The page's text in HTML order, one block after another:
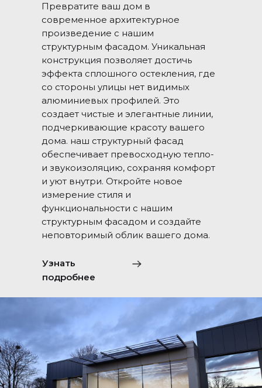
Узнать
подробнее
Превратите ваш дом в
современное архитектурное
произведение с нашим
структурным фасадом. Уникальная
конструкция позволяет достичь
эффекта сплошного остекления, где
со стороны улицы нет видимых
алюминиевых профилей. Это
создает чистые и элегантные линии,
подчеркивающие красоту вашего
дома. наш структурный фасад
обеспечивает превосходную тепло-
и звукоизоляцию, сохраняя комфорт
и уют внутри. Откройте новое
измерение стиля и
функциональности с нашим
структурным фасадом и создайте
неповторимый облик вашего дома.